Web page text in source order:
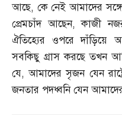
আছে, কে নেই আমাদের সঙ্গে
প্রেমচাঁদ আছেন,কাজী
ঐতিহ্যের ওপরে
সবকিছু গ্রাস করছে তখন
যে,আমাদের সৃজন যেন
জনতার পদধ্বনি যেন